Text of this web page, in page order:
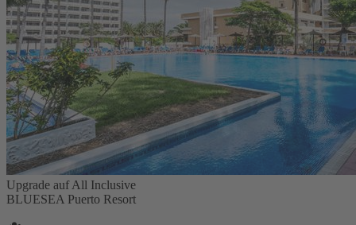
Upgrade auf All Inclusive
BLUESEA Puerto Resort